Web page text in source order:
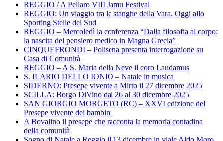
REGGIO / A Pellaro VIII Jamu Festival
REGGIO: Un viaggio tra le stanghe della Vara. Oggi allo
Sporting Stelle del Sud
REGGIO – Mercoledì la conferenza “Dalla filosofia al corpo:
la nascita del pensiero medico in Magna Grecia”
CINQUEFRONDI – Polisena presenta interrogazione su
Casa di Comunità
REGGIO – A S. Maria della Neve il coro Laudamus
S. ILARIO DELLO IONIO – Natale in musica
SIDERNO: Presepe vivente a Mirto il 27 dicembre 2025
SCILLA: Borgo DiVino dal 26 al 30 dicembre 2025
SAN GIORGIO MORGETO (RC) – XXVI edizione del
Presepe vivente dei bambini
A Bovalino il presepe che racconta la memoria contadina
della comunità